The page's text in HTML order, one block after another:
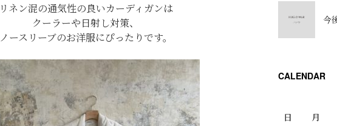
リネン混の通気性の良いカーディガンは
クーラーや日射し対策、
ノースリーブのお洋服にぴったりです。
今
CALENDAR
日
月